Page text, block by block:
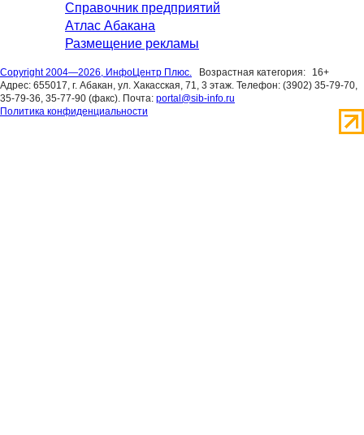
Справочник предприятий
Атлас Абакана
Размещение рекламы
Copyright 2004—2026, ИнфоЦентр Плюс. Возрастная категория:
16+
Адрес: 655017, г. Абакан, ул. Хакасская, 71, 3 этаж. Телефон: (3902) 35-79-70,
35-79-36, 35-77-90 (факс). Почта: portal@sib-info.ru
Политика конфиденциальности